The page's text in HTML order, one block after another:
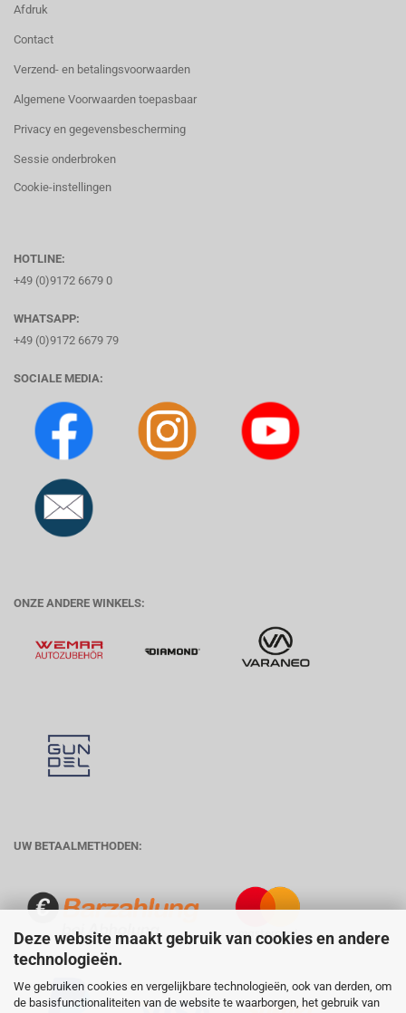
Deze website maakt gebruik van cookies en andere
technologieën.
We gebruiken cookies en vergelijkbare technologieën, ook van derden, om
de basisfunctionaliteiten van de website te waarborgen, het gebruik van
Afdruk
Contact
Verzend- en betalingsvoorwaarden
Algemene Voorwaarden toepasbaar
Privacy en gegevensbescherming
Sessie onderbroken
Cookie-instellingen
HOTLINE:
+49 (0)9172 6679 0
WHATSAPP:
+49 (0)9172 6679 79
SOCIALE MEDIA:
ONZE ANDERE WINKELS:
UW BETAALMETHODEN: